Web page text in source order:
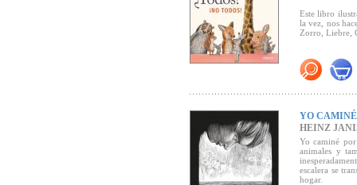
Este libro
la vez, nos
Zorro, Liebre,
YO
HEINZ
Yo caminé
animales y
escalera se
hogar.